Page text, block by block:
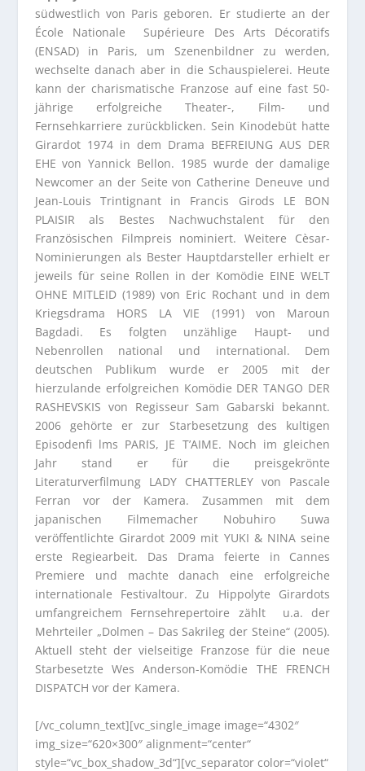
südwestlich von Paris geboren. Er studierte an der
École Nationale Supérieure Des Arts Décoratifs
(ENSAD) in Paris, um Szenenbildner zu werden,
wechselte danach aber in die Schauspielerei. Heute
kann der charismatische Franzose auf eine fast 50-
jährige erfolgreiche Theater-, Film- und
Fernsehkarriere zurückblicken. Sein Kinodebüt hatte
Girardot 1974 in dem Drama BEFREIUNG AUS DER
EHE von Yannick Bellon. 1985 wurde der damalige
Newcomer an der Seite von Catherine Deneuve und
Jean-Louis Trintignant in Francis Girods LE BON
PLAISIR als Bestes Nachwuchstalent für den
Französischen Filmpreis nominiert. Weitere Cèsar-
Nominierungen als Bester Hauptdarsteller erhielt er
jeweils für seine Rollen in der Komödie EINE WELT
OHNE MITLEID (1989) von Eric Rochant und in dem
Kriegsdrama HORS LA VIE (1991) von Maroun
Bagdadi. Es folgten unzählige Haupt- und
Nebenrollen national und international. Dem
deutschen Publikum wurde er 2005 mit der
hierzulande erfolgreichen Komödie DER TANGO DER
RASHEVSKIS von Regisseur Sam Gabarski bekannt.
2006 gehörte er zur Starbesetzung des kultigen
Episodenfi lms PARIS, JE T’AIME. Noch im gleichen
Jahr stand er für die preisgekrönte
Literaturverfilmung LADY CHATTERLEY von Pascale
Ferran vor der Kamera. Zusammen mit dem
japanischen Filmemacher Nobuhiro Suwa
veröffentlichte Girardot 2009 mit YUKI & NINA seine
erste Regiearbeit. Das Drama feierte in Cannes
Premiere und machte danach eine erfolgreiche
internationale Festivaltour. Zu Hippolyte Girardots
umfangreichem Fernsehrepertoire zählt u.a. der
Mehrteiler „Dolmen – Das Sakrileg der Steine“ (2005).
Aktuell steht der vielseitige Franzose für die neue
Starbesetzte Wes Anderson-Komödie THE FRENCH
DISPATCH vor der Kamera.
[/vc_column_text][vc_single_image image=“4302″
img_size=“620×300″ alignment=“center“
style=“vc_box_shadow_3d“][vc_separator color=“violet“